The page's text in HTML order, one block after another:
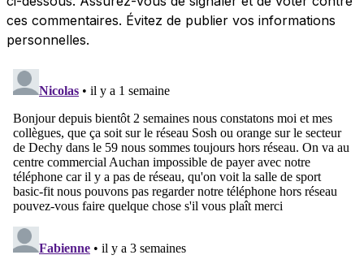
ces commentaires. Évitez de publier vos informations
personnelles.